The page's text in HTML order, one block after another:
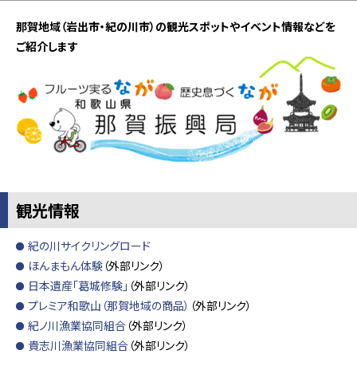
那賀地域（岩出市・紀の川市）の観光スポットやイベント情報などを
ご紹介します
観光情報
紀の川サイクリングロード
ほんまもん体験 （外部リンク）
日本遺産「葛城修験」 （外部リンク）
プレミア和歌山（那賀地域の商品） （外部リンク）
紀ノ川漁業協同組合 （外部リンク）
貴志川漁業協同組合 （外部リンク）